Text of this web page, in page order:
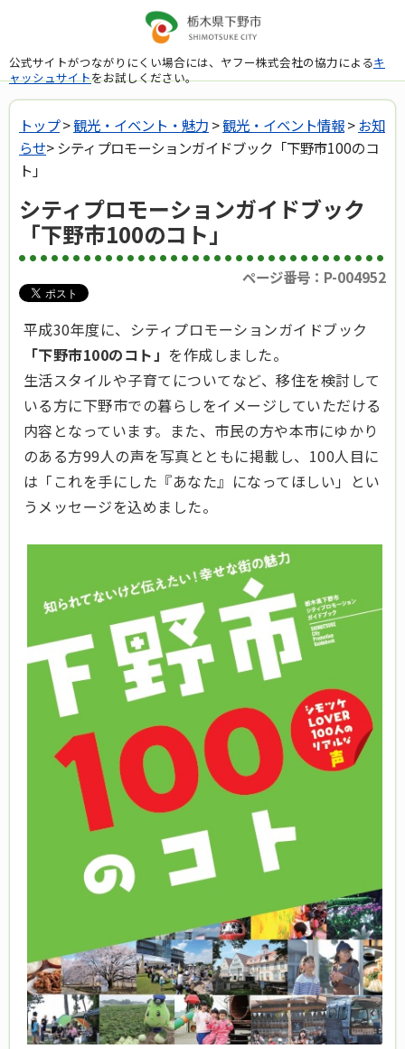
公式サイトがつながりにくい場合には、ヤフー株式会社の協力によるキ
ャッシュサイトをお試しください。
トップ>観光・イベント・魅力 >観光・イベント情報>お知
らせ> シティプロモーションガイドブック「下野市100のコ
ト」
シティプロモーションガイドブック
「下野市100のコト」
ページ番号：P-004952
平成30年度に、シティプロモーションガイドブック
「下野市100のコト」 を作成しました。
生活スタイルや子育てについてなど、移住を検討して
いる方に下野市での暮らしをイメージしていただける
内容となっています。また、市民の方や本市にゆかり
のある方99人の声を写真とともに掲載し、100人目に
は「これを手にした『あなた』になってほしい」とい
うメッセージを込めました。